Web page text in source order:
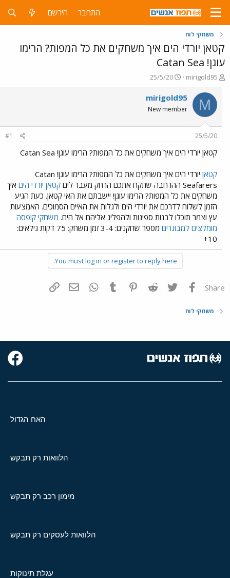
התחבר הירשם
משחקי לוח
קטאן יורדי הים איך משחקים את כל המפות? הרימו
עוגן! Catan Sea
פ
ו
ת
ח
ה
ו
ש
א
mirigold95
פ
ו
ר
ם
ר
25/5/20
M
mirigold95
New member
25/5/20
#1
קטאן יורדי הים איך משחקים את כל המפות? הרימו עוגן! Catan Sea
קטאן
יורדי הים איך משחקים את כל המפות? הרימו עוגן! Catan
Seafarers ההרחבה שתקח אתכם הרחק מעבר לים
קטאן יורדי הים איך
משחקים את כל המפות? הרימו עוגן! יישבתם את האי קטאן. כעת הגיע
הזמן לשלוח לדרכם את יורדי הים ולגלות את האיים הסמוכים. האמצעות
עץ וצמר תוכלו לבנות ספינות ולהפליג אליהם אל הים. משחקי קופסה
מומלצים למבוגרים
מספר שחקנים: 3-4 זמן משחק: 75 דקות גילאים:
10+
You must log in or register to reply here.
Share: פייסבוק Twitter
Reddit
Pinterest
Tumblr
WhatsAppדואר אלקטרוני
משחקי לוח
האח הגדול
הלוואות רק תבקש
מימון רכב רק תבקש
הלוואות לעסקים רק תבקש
עגלת תינוקות